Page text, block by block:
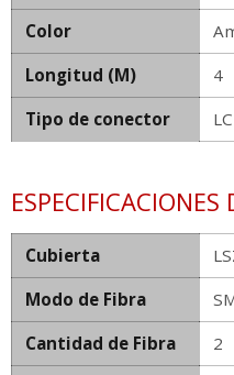
Color
Longitud (M)
4
Tipo de conector
LC
Cubierta
Modo de Fibra
Cantidad de Fibra
2